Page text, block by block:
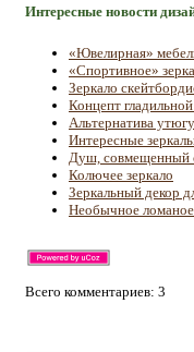
Интересные новости
«Ювелирная»
«Спортивное»
Зеркало
Концепт
Альтернатива
Интересные
Душ, совмещенный
Колючее зеркало
Зеркальный декор
Необычное ломаное
Всего комментариев: 3